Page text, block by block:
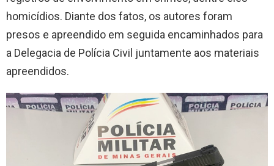
homicídios. Diante dos fatos, os autores foram
presos e apreendido em seguida encaminhados para
a Delegacia de Polícia Civil juntamente aos materiais
apreendidos.